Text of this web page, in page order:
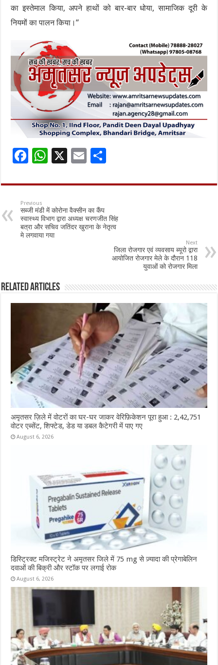
का इस्तेमाल किया, अपने हाथों को बार-बार धोया, सामाजिक दूरी के
नियमों का पालन किया।”
F
e
b
o
o
W
at
sA
p
p
X
E
ai ar
Previous
सब्जी मंडी में कोरोना वैक्सीन का कैंप
स्वास्थ्य विभाग द्वारा अध्यक्ष चरणजीत सिंह
बत्रा और सचिव जतिंदर खुराना के नेतृत्व
मे लगवाया गया
Next
जिला रोजगार एवं व्यवसाय ब्यूरो द्वारा
आयोजित रोजगार मेले के दौरान 118
युवाओं को रोजगार मिला
Related Articles
अमृतसर ज़िले में वोटरों का घर-घर जाकर वेरिफ़िकेशन पूरा हुआ : 2,42,751
वोटर एब्सेंट, शिफ्टेड, डेड या डबल कैटेगरी में पाए गए
August 6, 2026
डिस्ट्रिक्ट मजिस्ट्रेट ने अमृतसर जिले में 75 mg से ज़्यादा की प्रेगाबेलिन
दवाओं की बिक्री और स्टॉक पर लगाई रोक
August 6, 2026